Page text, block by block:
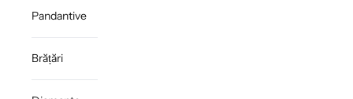
Pandantive
Brățări